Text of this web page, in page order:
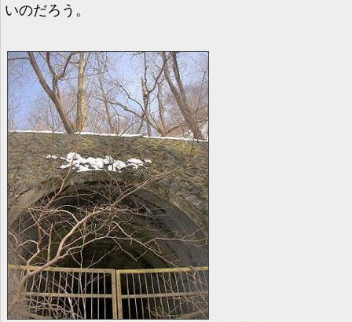
いのだろう。